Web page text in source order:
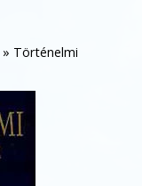
» Történelmi